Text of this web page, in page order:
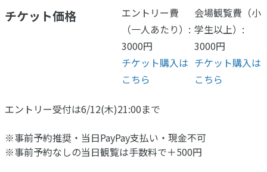
チケット価格
エントリー費
（一人あたり）:
3000円
チケット購入は
こちら
会場観覧費（小
学生以上）:
3000円
チケット購入は
こちら
エントリー受付は6/12(木)21:00まで
※事前予約推奨・当日PayPay支払い・現金不可
※事前予約なしの当日観覧は手数料で＋500円